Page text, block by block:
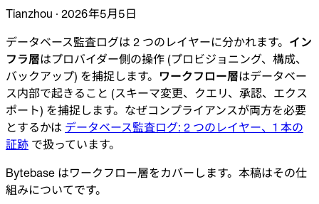
CloudBeaver
ドキュメント
はじめに
Terraform
API
Tianzhou · 2026年5月5日
データベース監査ログは 2 つのレイヤーに分かれます。 イン
フラ層はプロバイダー側の操作 (プロビジョニング、構成、
バックアップ) を捕捉します。
ワークフロー層はデータベー
ス内部で起きること (スキーマ変更、クエリ、承認、エクス
ポート) を捕捉します。なぜコンプライアンスが両方を必要
とするかは データベース監査ログ: 2 つのレイヤー、1 本の
証跡 で扱っています。
Bytebase はワークフロー層をカバーします。本稿はその仕
組みについてです。